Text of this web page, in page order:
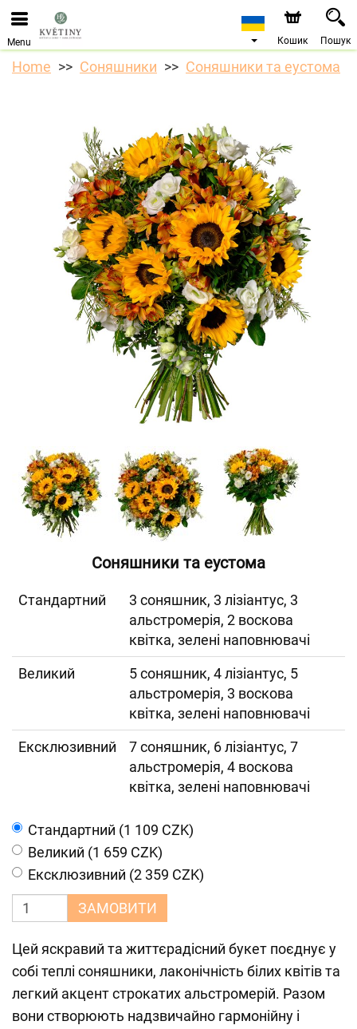
Ми приймаємо замовлення через наш інтернет-
магазин. Найближча можлива дата доставки —
10.08.2026 у зв’язку з відпусткою.
Menu Кошик Пошук
Home Соняшники Соняшники та еустома
Соняшники та еустома
Cтандартний
3 соняшник, 3 лізіантус, 3
альстромерія, 2 воскова
квітка, зелені наповнювачі
Великий
5 соняшник, 4 лізіантус, 5
альстромерія, 3 воскова
квітка, зелені наповнювачі
Ексклюзивний
7 соняшник, 6 лізіантус, 7
альстромерія, 4 воскова
квітка, зелені наповнювачі
Cтандартний (1 109 CZK)
Великий (1 659 CZK)
Ексклюзивний (2 359 CZK)
ЗАМОВИТИ
Цей яскравий та життєрадісний букет поєднує у
собі теплі соняшники, лаконічність білих квітів та
легкий акцент строкатих альстромерій. Разом
вони створюють надзвичайно гармонійну і